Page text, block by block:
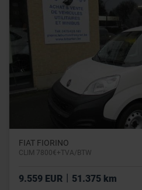
FIAT FIORINO
CLIM 7800€+TVA/BTW
9.559 EUR 51.375 km